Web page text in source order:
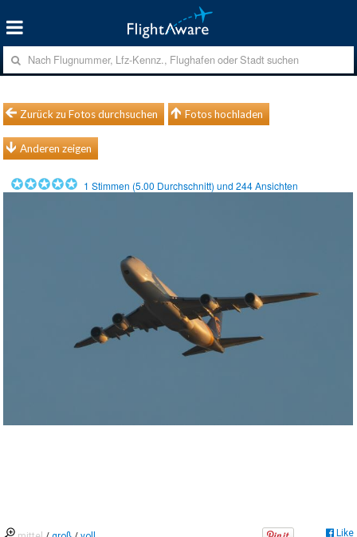
Zurück zu Fotos durchsuchen Fotos hochladen
Anderen zeigen
1 Stimmen (5.00 Durchschnitt) und244Ansichten
Like